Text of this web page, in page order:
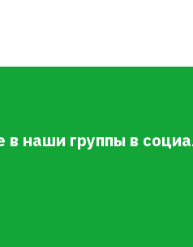
в наши группы в